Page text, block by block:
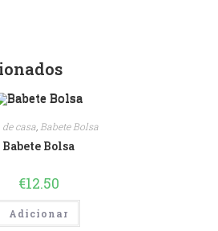
casa, Babete Bolsa
Babete Bolsa
€12.50
Adicionar